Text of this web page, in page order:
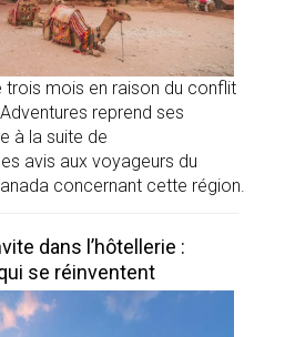
trois mois en raison du conflit
reprend ses
à la suite de
avis aux voyageurs du
concernant cette région.
dans l’hôtellerie :
se réinventent